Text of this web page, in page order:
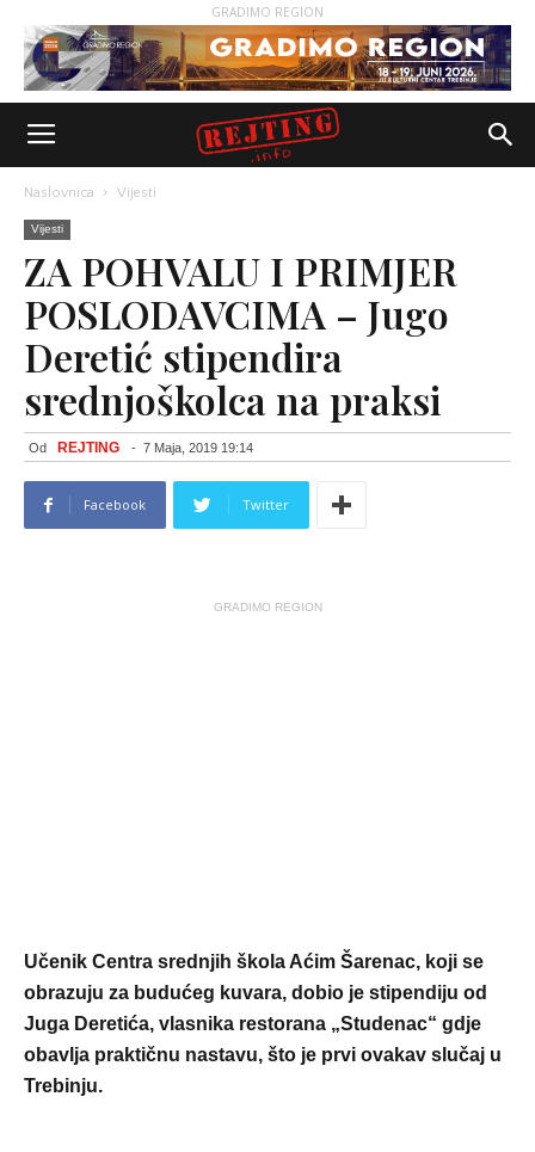
GRADIMO REGION
Naslovnica Vijesti
Vijesti
ZA POHVALU I PRIMJER
POSLODAVCIMA – Jugo
Deretić stipendira
srednjoškolca na praksi
Od REJTING - 7 Maja, 2019 19:14
Facebook Twitter
GRADIMO REGION
Učenik Centra srednjih škola Aćim Šarenac, koji se
obrazuju za budućeg kuvara, dobio je stipendiju od
Juga Deretića, vlasnika restorana „Studenac“ gdje
obavlja praktičnu nastavu, što je prvi ovakav slučaj u
Trebinju.